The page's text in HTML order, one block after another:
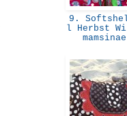
9.
l Herbst